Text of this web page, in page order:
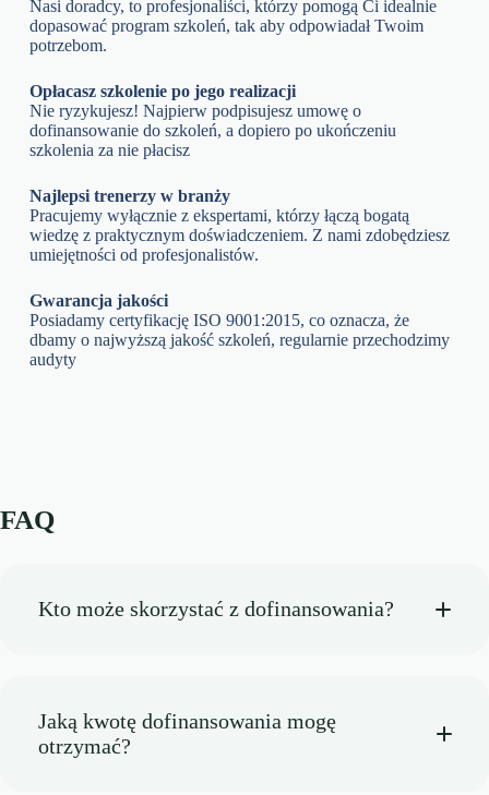
Nasi doradcy, to profesjonaliści, którzy pomogą Ci idealnie
dopasować program szkoleń, tak aby odpowiadał Twoim
potrzebom.
Opłacasz szkolenie po jego realizacji
Nie ryzykujesz! Najpierw podpisujesz umowę o
dofinansowanie do szkoleń, a dopiero po ukończeniu
szkolenia za nie płacisz
Najlepsi trenerzy w branży
Pracujemy wyłącznie z ekspertami, którzy łączą bogatą
wiedzę z praktycznym doświadczeniem. Z nami zdobędziesz
umiejętności od profesjonalistów.
Gwarancja jakości
Posiadamy certyfikację ISO 9001:2015, co oznacza, że
dbamy o najwyższą jakość szkoleń, regularnie przechodzimy
audyty
FAQ
Kto może skorzystać z dofinansowania?
Jaką kwotę dofinansowania mogę
otrzymać?